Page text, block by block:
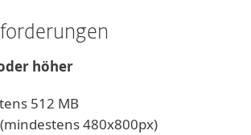
höher
512 MB
480x800px)